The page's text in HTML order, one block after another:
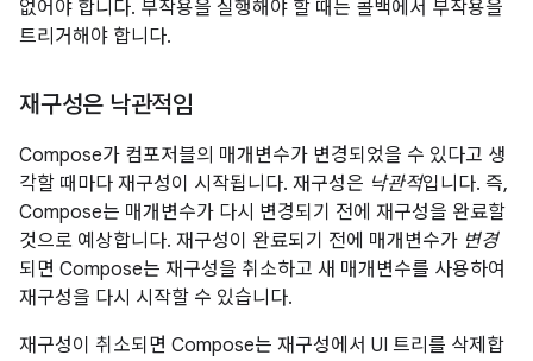
없어야 합니다. 부작용을 실행해야 할 때는 콜백에서 부작용을
트리거해야 합니다.
재구성은 낙관적임
Compose가 컴포저블의 매개변수가 변경되었을 수 있다고 생
각할 때마다 재구성이 시작됩니다. 재구성은 낙관적입니다. 즉,
Compose는 매개변수가 다시 변경되기 전에 재구성을 완료할
것으로 예상합니다. 재구성이 완료되기 전에 매개변수가 변경
되면 Compose는 재구성을 취소하고 새 매개변수를 사용하여
재구성을 다시 시작할 수 있습니다.
재구성이 취소되면 Compose는 재구성에서 UI 트리를 삭제합